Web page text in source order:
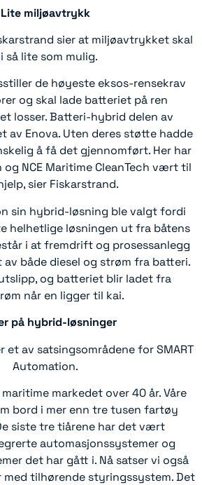
Lite miljøavtrykk
sier at miljøavtrykket skal
så lite som mulig.
de høyeste eksos-rensekrav
og skal lade batteriet på ren
losser. Batteri-hybrid delen av
av Enova. Uten deres støtte hadde
å få det gjennomført. Her har
og NCE Maritime CleanTech vært til
sier Fiskarstrand.
sin hybrid-løsning ble valgt fordi
helhetlige løsningen ut fra båtens
i at fremdrift og prosessanlegg
både diesel og strøm fra batteri.
og batteriet blir ladet fra
når en ligger til kai.
på hybrid-løsninger
et av satsingsområdene for SMART
Automation.
markedet over 40 år. Våre
bord i mer enn tre tusen fartøy
siste tre tiårene har det vært
automasjonssystemer og
det har gått i. Nå satser vi også
tilhørende styringssystem. Det